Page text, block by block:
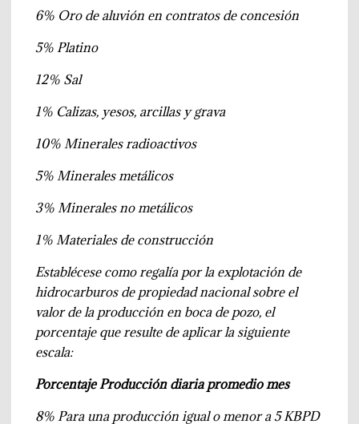
6% Oro de aluvión en contratos de concesión
5% Platino
12% Sal
1% Calizas, yesos, arcillas y grava
10% Minerales radioactivos
5% Minerales metálicos
3% Minerales no metálicos
1% Materiales de construcción
Establécese como regalía por la explotación de
hidrocarburos de propiedad nacional sobre el
valor de la producción en boca de pozo, el
porcentaje que resulte de aplicar la siguiente
escala:
Porcentaje Producción diaria promedio mes
8% Para una producción igual o menor a 5 KBPD